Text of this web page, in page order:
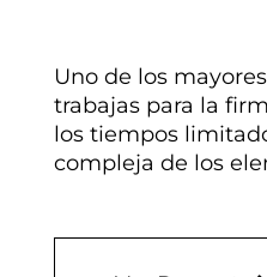
Uno de los
trabajas para la
los tiempos
compleja de los